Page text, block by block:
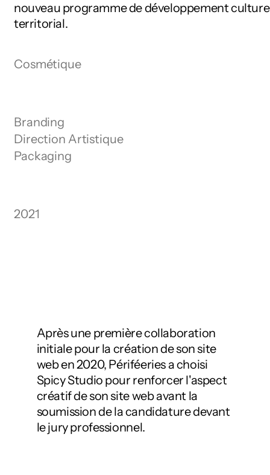
nouveau programme de développement
territorial.
Cosmétique
Branding
Direction Artistique
Packaging
2021
Après une première collaboration
initiale pour la création de son site
web en 2020, Périféeries a choisi
Spicy Studio pour renforcer l'aspect
créatif de son site web avant la
soumission de la candidature devant
le jury professionnel.